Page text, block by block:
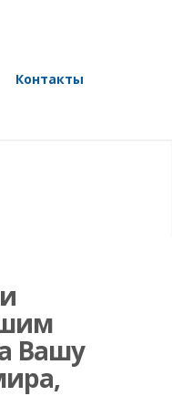
Контакты
Вашу